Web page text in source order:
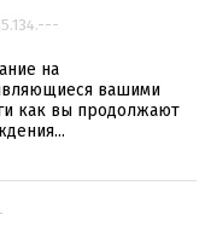
на
вашими
как вы продолжают